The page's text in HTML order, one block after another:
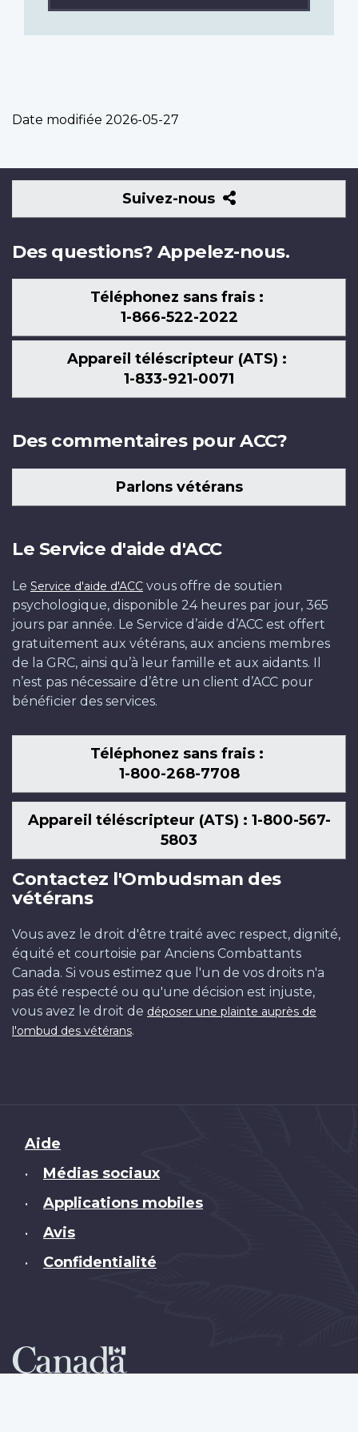
Date modifiée 2026-05-27
Suivez-nous
Suivez-
nous
Des questions? Appelez-nous.
Téléphonez sans frais :
1-866-522-2022
Appareil téléscripteur (ATS) :
1-833-921-0071
Des commentaires pour ACC?
Parlons vétérans
Le Service d'aide d'ACC
Le Service d'aide d'ACC vous offre de soutien
psychologique, disponible 24 heures par jour, 365
jours par année. Le Service d’aide d’ACC est offert
gratuitement aux vétérans, aux anciens membres
de la GRC, ainsi qu’à leur famille et aux aidants. Il
n’est pas nécessaire d’être un client d’ACC pour
bénéficier des services.
Téléphonez sans frais :
1-800-268-7708
Appareil téléscripteur (ATS) : 1-800-567-
5803
Contactez l'Ombudsman des
vétérans
Vous avez le droit d'être traité avec respect, dignité,
équité et courtoisie par Anciens Combattants
Canada. Si vous estimez que l'un de vos droits n'a
pas été respecté ou qu'une décision est injuste,
vous avez le droit de déposer une plainte auprès de
l'ombud des vétérans.
Brand
Aide
• Médias sociaux
• Applications mobiles
• Avis
• Confidentialité